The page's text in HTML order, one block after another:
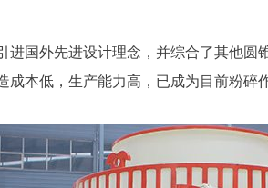
进国外先进设计理念，并综合了其他
本低，生产能力高，已成为目前粉碎